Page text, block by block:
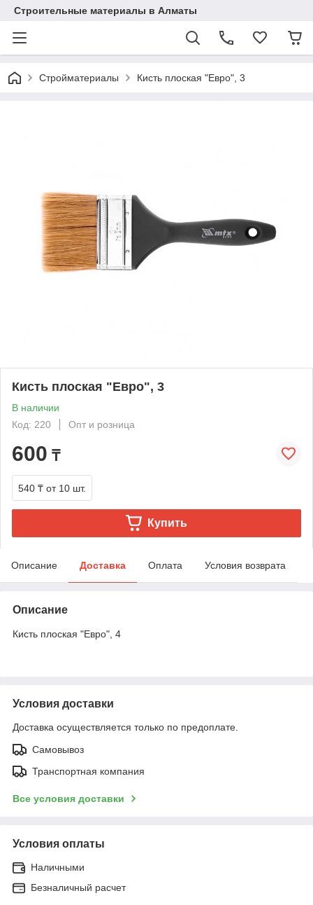
Строительные материалы в Алматы
Стройматериалы Кисть плоская "Евро", 3
Кисть плоская "Евро", 3
В наличии
Код: 220
Опт и розница
600 ₸
540 ₸ от 10 шт.
Купить
Описание Доставка Оплата Условия возврата
Описание
Кисть плоская "Евро", 4
Условия доставки
Доставка осуществляется только по предоплате.
Самовывоз
Транспортная компания
Все условия доставки
Условия оплаты
Наличными
Безналичный расчет